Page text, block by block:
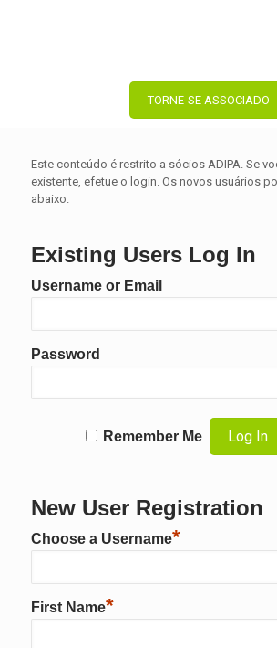
TORNE-SE ASSOCIADO
Este conteúdo é restrito a sócios ADIPA. Se
existente, efetue o login. Os novos usuários
abaixo.
Existing Users Log In
Username or Email
Password
Remember Me
New User Registration
Choose a Username*
First Name*